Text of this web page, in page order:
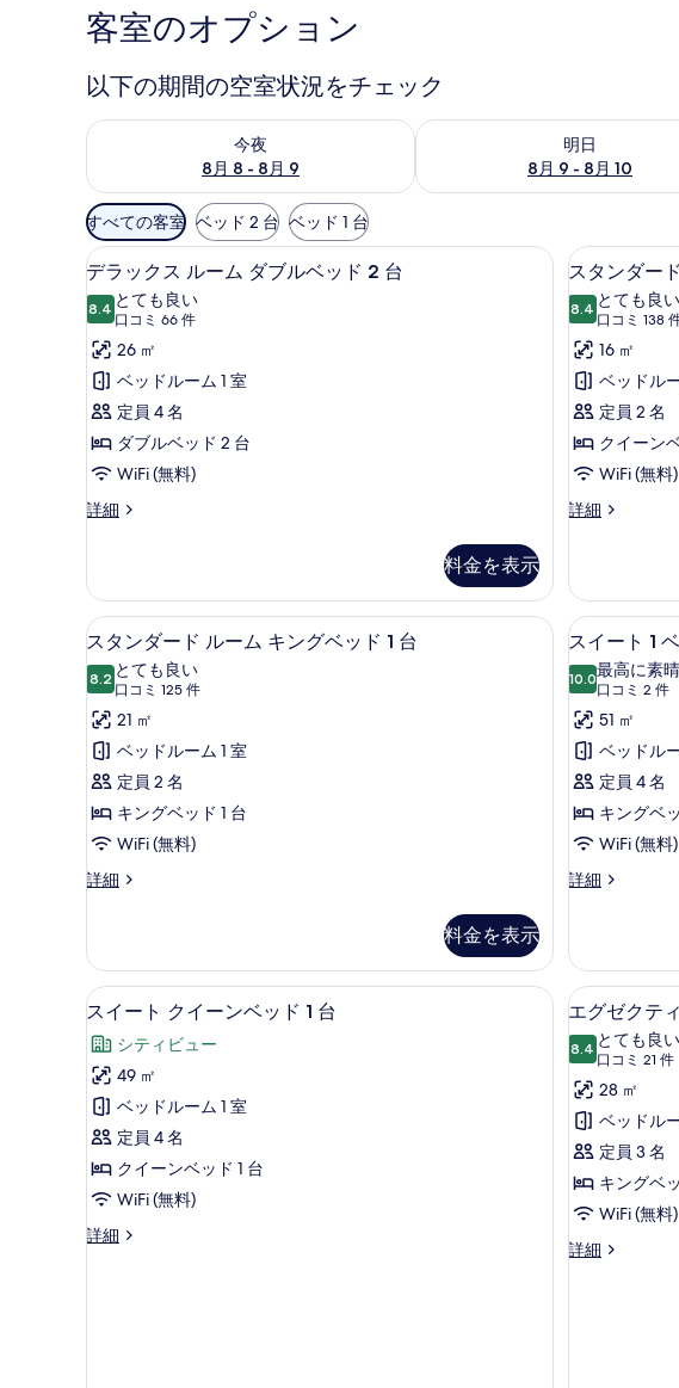
客室のオプション
以下の期間の空室状況をチェック
今夜
8月 8 - 8月 9
今夜 8月 8 - 8月 9 の空室状況をチェック
明日
8月 9 - 8月 10
明日 8月 9 - 8月 10 の空室状況
利
用
可
能
な
客
室
の
絞
り
込
み
すべての客室 ベッド 2 台 ベッド 1 台
デ
ラ
ッ
ク
ス
ル
ー
ム
ダ
ベ
ッ
ド
2
台
の
す
べ
て
の
を
表
示
す
る
セーフティボックス (室内)、デスク、ノートパソ
2
デラックス ルーム ダブルベッド 2 台
8.410 点中 8.4
とても良い
口コミ 66 件
(口
コ
ミ
66
件)
26 ㎡
ベッドルーム 1 室
定員 4 名
ダブルベッド 2 台
WiFi (無料)
詳細
デ
ス
ル
ー
ダ
ル
ベ
ッ
ド
2
の
詳
細
料金を表示
ス
タ
ン
ダ
ー
ド
ル
ー
ム
ー
ン
ベ
ッ
ド
台
の
す
べ
写
真
を
表
示
す
る
2
スタンダー
8.410 点中 8.4
とても良い
口コミ 138
(口
コ
ミ
138
件)
16 ㎡
ベッドル
定員 2 名
クイーン
WiFi (無料)
詳細
ス
ー
ド
ル
ム
イ
ー
ン
ベ
ッ
台
の
ス
タ
ン
ダ
ー
ド
ル
ー
ム
グ
ベ
ッ
ド
台
の
す
べ
て
セーフティボックス (室内)、デスク、ノートパソ
4
スタンダード ルーム キングベッド 1 台
8.210 点中 8.2
とても良い
口コミ 125 件
(口
コ
ミ
125
件)
21 ㎡
ベッドルーム 1 室
定員 2 名
キングベッド 1 台
WiFi (無料)
詳細
ス
ー
ド
ル
ム
キ
ン
グ
ベ
ッ
ド
台
の
料金を表示
ス
イ
ー
ト
ベ
ッ
ド
ル
の
す
べ
て
の
写
真
を
表
示
2
スイート 1
10.010 点中 10.0
最高に素
口コミ 2 件
(口
コ
ミ
2
件)
51 ㎡
ベッドル
定員 4 名
キングベ
WiFi (無料)
詳細
ス
1
ベ
ッ
ル
ム
の
詳
細
ス
イ
ー
ト
ク
イ
ー
ベ
シャワー付き浴槽、バスアメニティ (無料)、ヘアド
2
スイート クイーンベッド 1 台
シティビュー
49 ㎡
ベッドルーム 1 室
定員 4 名
クイーンベッド 1 台
WiFi (無料)
詳細
ス
エ
グ
ゼ
ク
テ
ィ
ブ
ル
ー
2
エグゼクテ
8.410 点中 8.4
とても良い
口コミ 21 件
(口
コ
ミ
21
件)
28 ㎡
ベッドル
定員 3 名
キングベ
WiFi (無料)
詳細
エ